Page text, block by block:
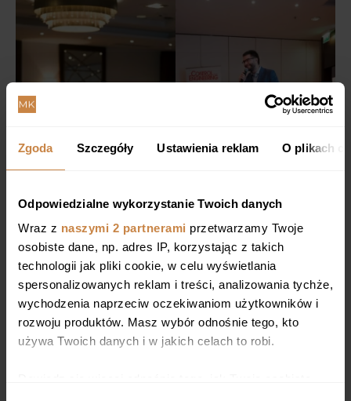
Zgoda Szczegóły Ustawienia reklam O plikach
Odpowiedzialne wykorzystanie Twoich danych
Wraz z naszymi 2 partnerami przetwarzamy Twoje
osobiste dane, np. adres IP, korzystając z takich
technologii jak pliki cookie, w celu wyświetlania
spersonalizowanych reklam i treści, analizowania tychże,
wychodzenia naprzeciw oczekiwaniom użytkowników i
rozwoju produktów. Masz wybór odnośnie tego, kto
używa Twoich danych i w jakich celach to robi.